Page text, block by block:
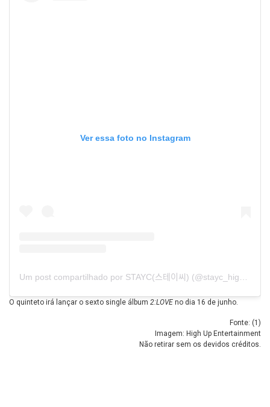
Ver essa foto no Instagram
O quinteto irá lançar o sexto single álbum 2:LOVE no dia 16 de junho.
Fonte: (1 )
Imagem: High Up Entertainment
Não retirar sem os devidos créditos.